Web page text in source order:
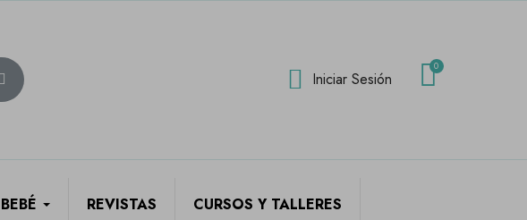
Iniciar Sesión
BEBÉ REVISTAS CURSOS Y TALLERES